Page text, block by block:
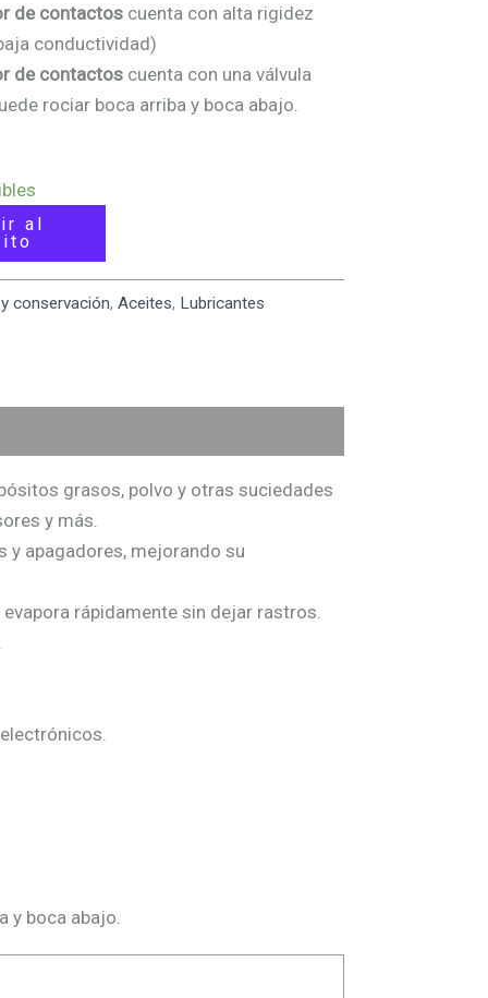
de contactos cuenta con alta rigidez
conductividad)
de contactos cuenta con una válvula
rociar boca arriba y boca abajo.
al
conservación,Aceites, Lubricantes
grasos, polvo y otras suciedades
y más.
apagadores, mejorando su
rápidamente sin dejar rastros.
y boca abajo.